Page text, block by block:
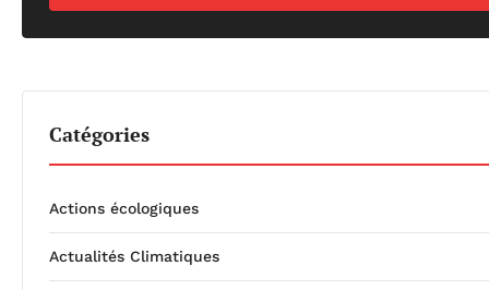
Catégories
Actions écologiques
Actualités Climatiques